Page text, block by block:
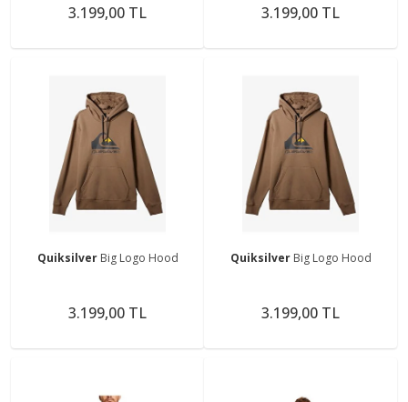
3.199,00 TL 3.199,00 TL
Quiksilver Big Logo Hood
3.199,00 TL
Quiksilver Big Logo Hood
3.199,00 TL